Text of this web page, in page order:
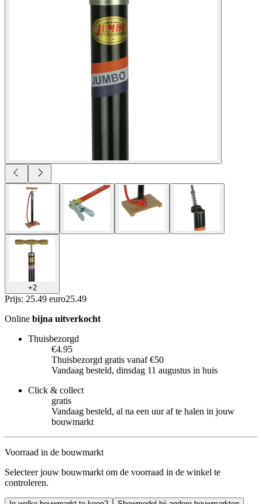
+2
Prijs: 25.49 euro25.49
Online bijna uitverkocht
Thuisbezorgd
€4.95
Thuisbezorgd gratis vanaf €50
Vandaag besteld, dinsdag 11 augustus in huis
Click & collect
gratis
Vandaag besteld, al na een uur af te halen in jouw
bouwmarkt
Voorraad in de bouwmarkt
Selecteer jouw bouwmarkt om de voorraad in de winkel te
controleren.